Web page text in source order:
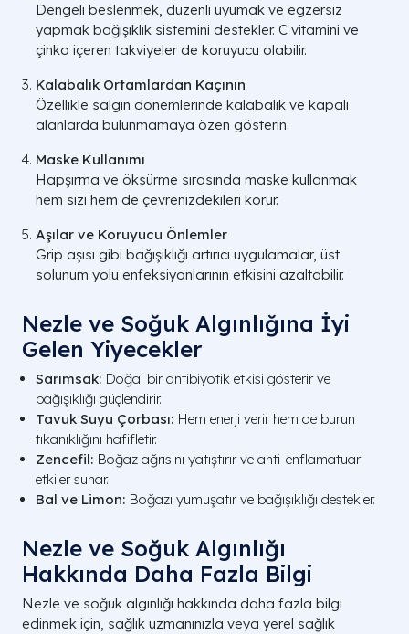
Dengeli beslenmek, düzenli uyumak ve egzersiz
yapmak bağışıklık sistemini destekler. C vitamini ve
çinko içeren takviyeler de koruyucu olabilir.
Kalabalık Ortamlardan Kaçının
Özellikle salgın dönemlerinde kalabalık ve kapalı
alanlarda bulunmamaya özen gösterin.
Maske Kullanımı
Hapşırma ve öksürme sırasında maske kullanmak
hem sizi hem de çevrenizdekileri korur.
Aşılar ve Koruyucu Önlemler
Grip aşısı gibi bağışıklığı artırıcı uygulamalar, üst
solunum yolu enfeksiyonlarının etkisini azaltabilir.
Nezle ve Soğuk Algınlığına İyi
Gelen Yiyecekler
Sarımsak: Doğal bir antibiyotik etkisi gösterir ve
bağışıklığı güçlendirir.
Tavuk Suyu Çorbası: Hem enerji verir hem de burun
tıkanıklığını hafifletir.
Zencefil: Boğaz ağrısını yatıştırır ve anti-enflamatuar
etkiler sunar.
Bal ve Limon: Boğazı yumuşatır ve bağışıklığı destekler.
Nezle ve Soğuk Algınlığı
Hakkında Daha Fazla Bilgi
Nezle ve soğuk algınlığı hakkında daha fazla bilgi
edinmek için, sağlık uzmanınızla veya yerel sağlık